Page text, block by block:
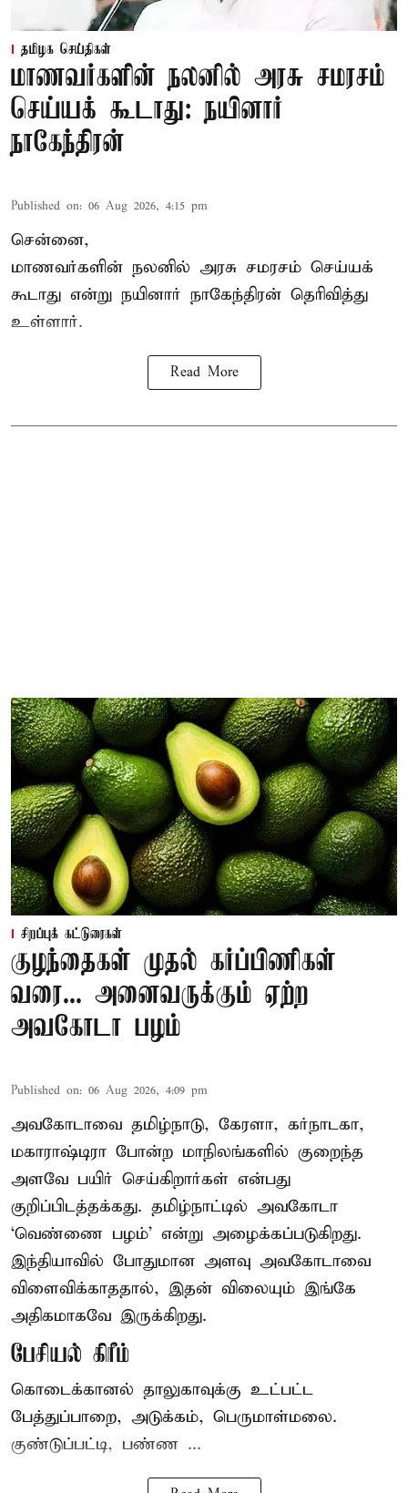
தமிழக செய்திகள்
மாணவர்களின் நலனில் அரசு சமரசம்
செய்யக் கூடாது: நயினார்
நாகேந்திரன்
Published on: 06 Aug 2026, 4:15 pm
சென்னை,
மாணவர்களின் நலனில் அரசு சமரசம் செய்யக்
கூடாது என்று நயினார் நாகேந்திரன் தெரிவித்து
உள்ளார்.
Read More
சிறப்புக் கட்டுரைகள்
குழந்தைகள் முதல் கர்ப்பிணிகள்
வரை... அனைவருக்கும் ஏற்ற
அவகோடா பழம்
Published on: 06 Aug 2026, 4:09 pm
அவகோடாவை தமிழ்நாடு, கேரளா, கர்நாடகா,
மகாராஷ்டிரா போன்ற மாநிலங்களில் குறைந்த
அளவே பயிர் செய்கிறார்கள் என்பது
குறிப்பிடத்தக்கது. தமிழ்நாட்டில் அவகோடா
‘வெண்ணை பழம்’ என்று அழைக்கப்படுகிறது.
இந்தியாவில் போதுமான அளவு அவகோடாவை
விளைவிக்காததால், இதன் விலையும் இங்கே
அதிகமாகவே இருக்கிறது.
பேசியல் கிரீம்
கொடைக்கானல் தாலுகாவுக்கு உட்பட்ட
பேத்துப்பாறை, அடுக்கம், பெருமாள்மலை.
குண்டுப்பட்டி, பண்ண ...